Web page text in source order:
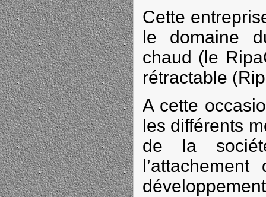
Cette
le domaine
chaud (le
rétractable
A cette
les différents
de la